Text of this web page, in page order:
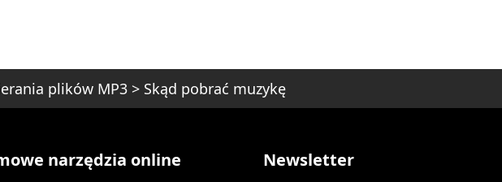
plików MP3 > Skąd pobrać muzykę
narzędzia online Newsletter